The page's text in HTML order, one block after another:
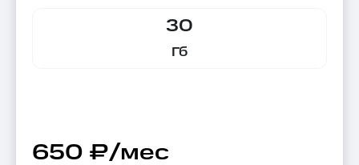
30
Гб
650 ₽/мес